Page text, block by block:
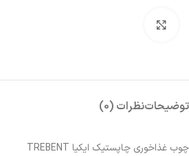
توضیحاتنظرات (0)
چوب غذاخوری چاپستیک ایکیا TREBENT